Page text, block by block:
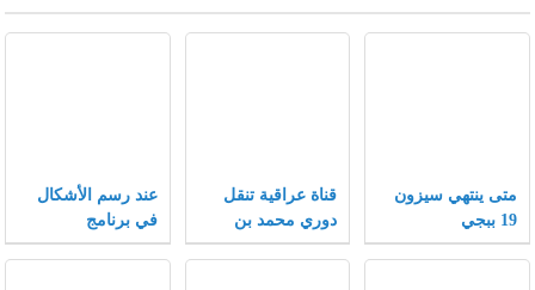
متى ينتهي سيزون
19 ببجي
قناة عراقية تنقل
دوري محمد بن
سلمان 2021
عند رسم الأشكال
في برنامج
الإنكسكيب يمكن